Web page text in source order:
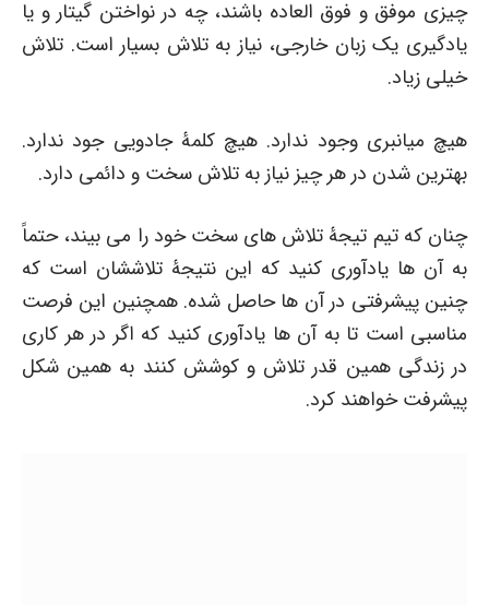
چیزی موفق و فوق العاده باشند، چه در نواختن گیتار و یا
یادگیری یک زبان خارجی، نیاز به تلاش بسیار است. تلاش
خیلی زیاد.
هیچ میانبری وجود ندارد. هیچ کلمۀ جادویی جود ندارد.
بهترین شدن در هر چیز نیاز به تلاش سخت و دائمی دارد.
چنان که تیم تیجۀ تلاش های سخت خود را می بیند، حتماً
به آن ها یادآوری کنید که این نتیجۀ تلاششان است که
چنین پیشرفتی در آن ها حاصل شده. همچنین این فرصت
مناسبی است تا به آن ها یادآوری کنید که اگر در هر کاری
در زندگی همین قدر تلاش و کوشش کنند به همین شکل
پیشرفت خواهند کرد.